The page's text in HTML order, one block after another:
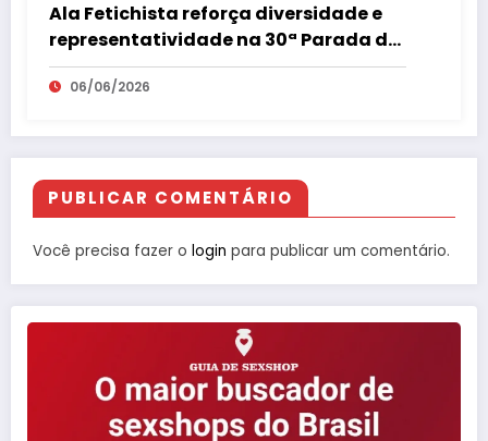
Ala Fetichista reforça diversidade e
representatividade na 30ª Parada do
Orgulho LGBT+ de São Paulo
06/06/2026
PUBLICAR COMENTÁRIO
Você precisa fazer o login para publicar um comentário.